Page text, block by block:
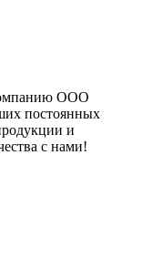
ООО
постоянных
и
с нами!